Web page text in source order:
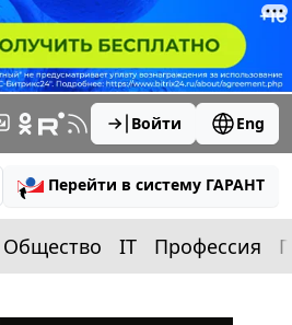
Войти Eng
Перейти в систему ГАРАНТ
Общество IT Профессия